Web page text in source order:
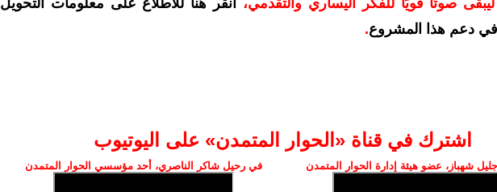
صوتًا قويًا للفكر اليساري والتقدمي،
انقر هنا للاطلاع على معلومات التحويل
دعم هذا المشروع.
اشترك في قناة ‫«الحوار المتمدن» على اليوتيوب
شهباز، عضو هيئة إدارة الحوار المتمدن في رحيل شاكر الناصري، أحد مؤسسي الحوار المتمدن